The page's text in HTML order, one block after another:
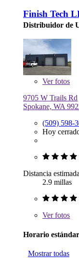
Finish Tech
Distribuidor de
Verfotos
9705 W Trails Rd
Spokane, WA
(509) 598-
Hoy
Distancia
2.9 millas
Verfotos
Horario estándar
Mostrar todas